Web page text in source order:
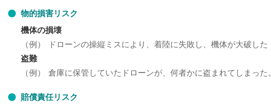
物的損害リスク
機体の損壊
（例）
ドローンの操縦ミスにより、着陸に失敗し、機体が大破した
盗難
（例）
倉庫に保管していたドローンが、何者かに盗まれてしまった。
賠償責任リスク